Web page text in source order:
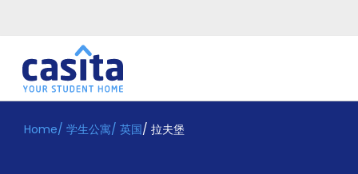
Home ZH GBP
Home/ 学生公寓/ 英国/ 拉夫堡